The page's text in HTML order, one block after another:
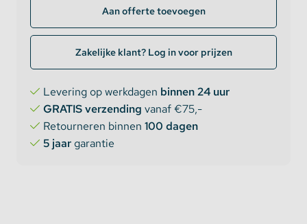
Aan offerte toevoegen
Zakelijke klant? Log in voor prijzen
Levering op werkdagen binnen 24 uur
GRATIS verzending vanaf €75,-
Retourneren binnen 100 dagen
5 jaargarantie